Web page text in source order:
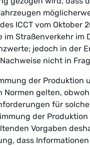
ICCT vom Oktober
im Straßenverkehr im
jedoch in der
nicht in
der Produktion
gelten,
für
der
Vorgaben
dass